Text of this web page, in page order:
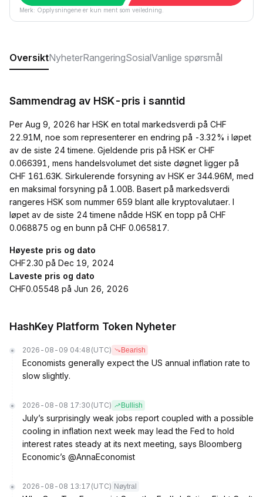
Merk: Opplysningene er kun ment som veiledning.
OversiktNyheterRangeringSosialVanlige spørsmål
Sammendrag av HSK-pris i sanntid
Per Aug 9, 2026 har HSK en total markedsverdi på CHF
22.91M, noe som representerer en endring på -3.32% i løpet
av de siste 24 timene. Gjeldende pris på HSK er CHF
0.066391, mens handelsvolumet det siste døgnet ligger på
CHF 161.63K. Sirkulerende forsyning av HSK er 344.96M, med
en maksimal forsyning på 1.00B. Basert på markedsverdi
rangeres HSK som nummer 659 blant alle kryptovalutaer. I
løpet av de siste 24 timene nådde HSK en topp på CHF
0.068875 og en bunn på CHF 0.065817.
Høyeste pris og dato
CHF2.30 på Dec 19, 2024
Laveste pris og dato
CHF0.05548 på Jun 26, 2026
HashKey Platform Token Nyheter
2026-08-09 04:48 (UTC) Bearish
Economists generally expect the US annual inflation rate to
slow slightly.
2026-08-08 17:30 (UTC) Bullish
July’s surprisingly weak jobs report coupled with a possible
cooling in inflation next week may lead the Fed to hold
interest rates steady at its next meeting, says Bloomberg
Economic’s @AnnaEconomist
2026-08-08 13:17 (UTC) Nøytral